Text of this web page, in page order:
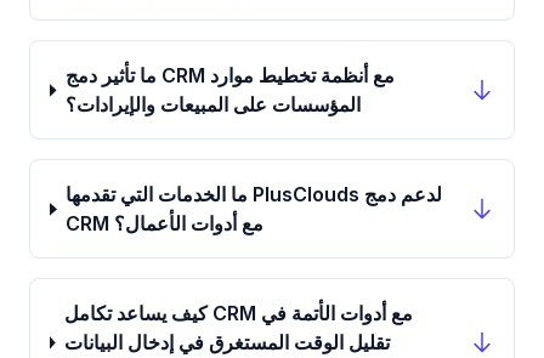
ما تأثير دمج CRM مع أنظمة تخطيط موارد
المؤسسات على المبيعات والإيرادات؟
ما الخدمات التي تقدمها PlusClouds لدعم دمج
CRM مع أدوات الأعمال؟
كيف يساعد تكامل CRM مع أدوات الأتمة في
تقليل الوقت المستغرق في إدخال البيانات